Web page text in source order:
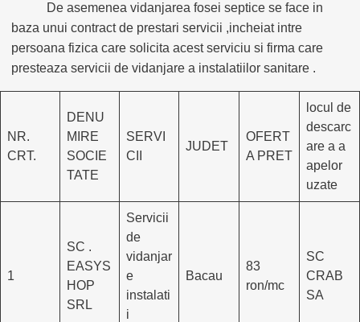
De asemenea vidanjarea fosei septice se face in
baza unui contract de prestari servicii ,incheiat intre
persoana fizica care solicita acest serviciu si firma care
presteaza servicii de vidanjare a instalatiilor sanitare .
NR.
CRT.
DENU
MIRE
SOCIE
TATE
SERVI
CII
JUDET
OFERT
A PRET
locul de
descarc
are a a
apelor
uzate
1
SC .
EASYS
HOP
SRL
Servicii
de
vidanjar
e
instalati
i
Bacau
83
ron/mc
SC
CRAB
SA